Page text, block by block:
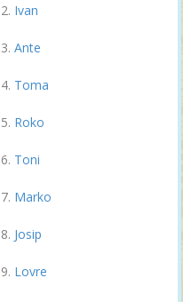
Ivan
Ante
Toma
Roko
Toni
Marko
Josip
Lovre